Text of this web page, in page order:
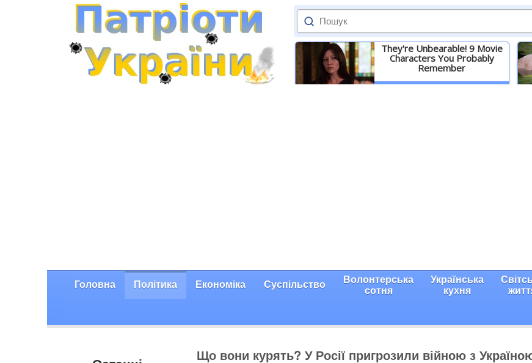
They're Unbearable! 9 Movie
Characters You Probably
Remember
Головна Політика Економіка Суспільство Волонтерська
сотня
Українська
кухня
Що вони курять? У Росії пригрозили війною з